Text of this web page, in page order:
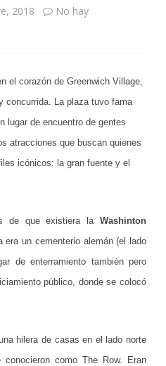
2018
No hay
el corazón de Greenwich Village,
concurrida. La plaza tuvo fama
lugar de encuentro de gentes
atracciones que buscan quienes
icónicos: la gran fuente y el
de que existiera la Washinton
era un cementerio alemán (el lado
de enterramiento también pero
público, donde se colocó
hilera de casas en el lado norte
como The Row. Eran